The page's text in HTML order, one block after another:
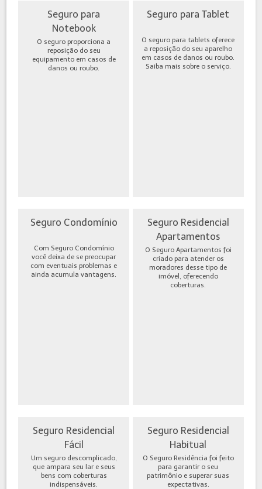
Seguro para
Notebook
O seguro proporciona a
reposição do seu
equipamento em casos de
danos ou roubo.
Seguro para Tablet
O seguro para tablets oferece
a reposição do seu aparelho
em casos de danos ou roubo.
Saiba mais sobre o serviço.
Seguro Condomínio
Com Seguro Condomínio
você deixa de se preocupar
com eventuais problemas e
ainda acumula vantagens.
Seguro Residencial
Apartamentos
O Seguro Apartamentos foi
criado para atender os
moradores desse tipo de
imóvel, oferecendo
coberturas.
Seguro Residencial
Fácil
Um seguro descomplicado,
que ampara seu lar e seus
bens com coberturas
indispensáveis.
Seguro Residencial
Habitual
O Seguro Residência foi feito
para garantir o seu
patrimônio e superar suas
expectativas.